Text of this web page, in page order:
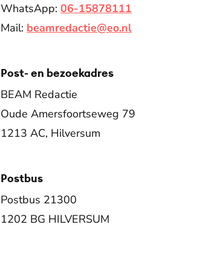
WhatsApp: 06-15878111
Mail: beamredactie@eo.nl
Post- en bezoekadres
BEAM Redactie
Oude Amersfoortseweg 79
1213 AC, Hilversum
Postbus
Postbus 21300
1202 BG HILVERSUM